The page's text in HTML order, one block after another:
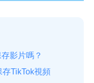
影片嗎？
TikTok視頻